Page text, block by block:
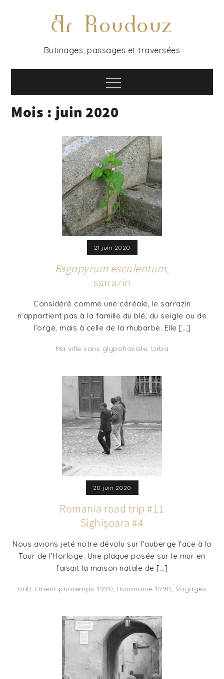
Ar Roudouz
Butinages, passages et traversées
Menu
Mois : juin 2020
21 juin 2020
Fagopyrum esculentum,
sarrazin
Considéré comme une céréale, le sarrazin
n’appartient pas à la famille du blé, du seigle ou de
l’orge, mais à celle de la rhubarbe. Elle […]
Ma ville sans glypohosate, Urba
20 juin 2020
Romania road trip #11
Sighişoara #4
Nous avions jeté notre dévolu sur l’auberge face à la
Tour de l’Horloge. Une plaque posée sur le mur en
faisait la maison natale de […]
Balt-Orient printemps 1990 Roumanie 1990 Voyages